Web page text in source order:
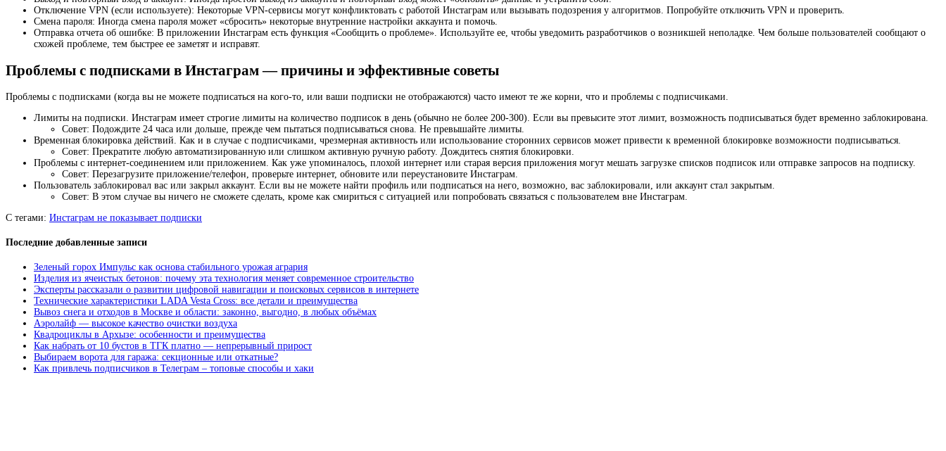
Отключение VPN (если используете): Некоторые VPN-сервисы могут конфликтовать с работой Инстаграм или вызывать подозрения у алгоритмов. Попробуйте отключить VPN и проверить.
Смена пароля: Иногда смена пароля может «сбросить» некоторые внутренние настройки аккаунта и помочь.
Отправка отчета об ошибке: В приложении Инстаграм есть функция «Сообщить о проблеме». Используйте ее, чтобы уведомить разработчиков о возникшей неполадке. Чем больше пользователей сообщают о
схожей проблеме, тем быстрее ее заметят и исправят.
Проблемы с подписками в Инстаграм — причины и эффективные советы
Проблемы с подписками (когда вы не можете подписаться на кого-то, или ваши подписки не отображаются) часто имеют те же корни, что и проблемы с подписчиками.
Лимиты на подписки. Инстаграм имеет строгие лимиты на количество подписок в день (обычно не более 200-300). Если вы превысите этот лимит, возможность подписываться будет временно заблокирована.
Совет: Подождите 24 часа или дольше, прежде чем пытаться подписываться снова. Не превышайте лимиты.
Временная блокировка действий. Как и в случае с подписчиками, чрезмерная активность или использование сторонних сервисов может привести к временной блокировке возможности подписываться.
Совет: Прекратите любую автоматизированную или слишком активную ручную работу. Дождитесь снятия блокировки.
Проблемы с интернет-соединением или приложением. Как уже упоминалось, плохой интернет или старая версия приложения могут мешать загрузке списков подписок или отправке запросов на подписку.
Совет: Перезагрузите приложение/телефон, проверьте интернет, обновите или переустановите Инстаграм.
Пользователь заблокировал вас или закрыл аккаунт. Если вы не можете найти профиль или подписаться на него, возможно, вас заблокировали, или аккаунт стал закрытым.
Совет: В этом случае вы ничего не сможете сделать, кроме как смириться с ситуацией или попробовать связаться с пользователем вне Инстаграм.
С тегами: Инстаграм не показывает подписки
Последние добавленные записи
Зеленый горох Импульс как основа стабильного урожая агрария
Изделия из ячеистых бетонов: почему эта технология меняет современное строительство
Эксперты рассказали о развитии цифровой навигации и поисковых сервисов в интернете
Технические характеристики LADA Vesta Cross: все детали и преимущества
Вывоз снега и отходов в Москве и области: законно, выгодно, в любых объёмах
Аэролайф — высокое качество очистки воздуха
Квадроциклы в Архызе: особенности и преимущества
Как набрать от 10 бустов в ТГК платно — непрерывный прирост
Выбираем ворота для гаража: секционные или откатные?
Как привлечь подписчиков в Телеграм – топовые способы и хаки